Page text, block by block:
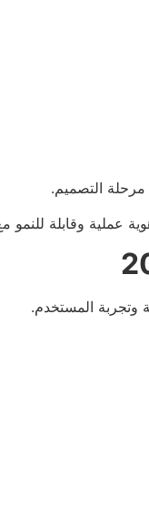
مرحلة التصميم.
عملية وقابلة للنمو
وتجربة المستخدم.